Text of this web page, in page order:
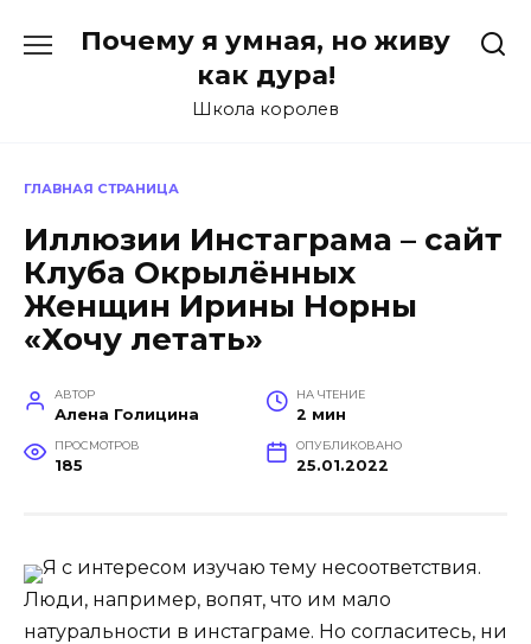
Почему я умная, но живу
как дура!
Школа королев
ГЛАВНАЯ СТРАНИЦА
Иллюзии Инстаграма – сайт
Клуба Окрылённых
Женщин Ирины Норны
«Хочу летать»
АВТОР
Алена Голицина
НА ЧТЕНИЕ
2 мин
ПРОСМОТРОВ
185
ОПУБЛИКОВАНО
25.01.2022
Я с интересом изучаю тему несоответствия.
Люди, например, вопят, что им мало
натуральности в инстаграме. Но согласитесь, ни